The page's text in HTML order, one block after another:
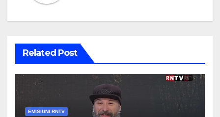
Related Post
EMISIUNI RNTV